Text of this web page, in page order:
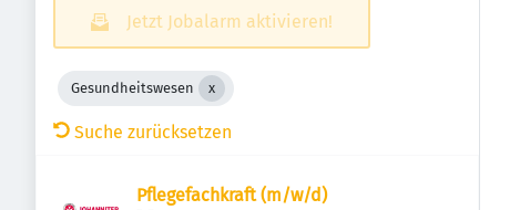
Jetzt Jobalarm aktivieren!
Gesundheitswesen
Suche zurücksetzen
Pflegefachkraft (m/w/d)